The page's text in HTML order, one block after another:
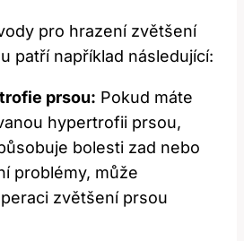
pro hrazení zvětšení
patří například následující:
prsou: Pokud máte
hypertrofii prsou,
bolesti zad nebo
problémy, může
zvětšení prsou